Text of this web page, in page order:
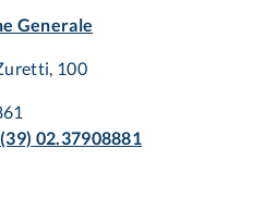
Generale
100
02.37908881